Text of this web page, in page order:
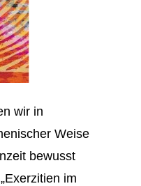
wir in
Weise
bewusst
im